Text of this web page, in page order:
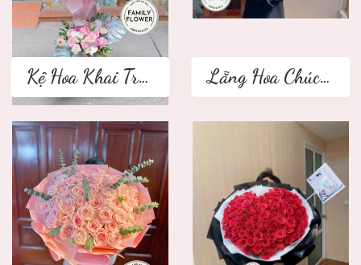
Kệ Hoa Khai Trương 2 tầng Lẵng Hoa Chúc Mừng